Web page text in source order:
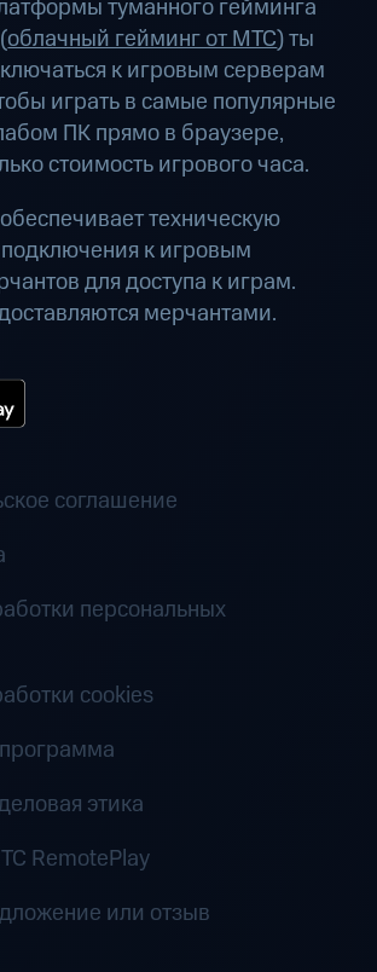
туманного гейминга
облачный гейминг от МТС) ты
к игровым серверам
играть в самые популярные
ПК прямо в браузере,
стоимость игрового часа.
техническую
к игровым
для доступа к играм.
мерчантами.
соглашение
персональных
cookies
этика
RemotePlay
или отзыв